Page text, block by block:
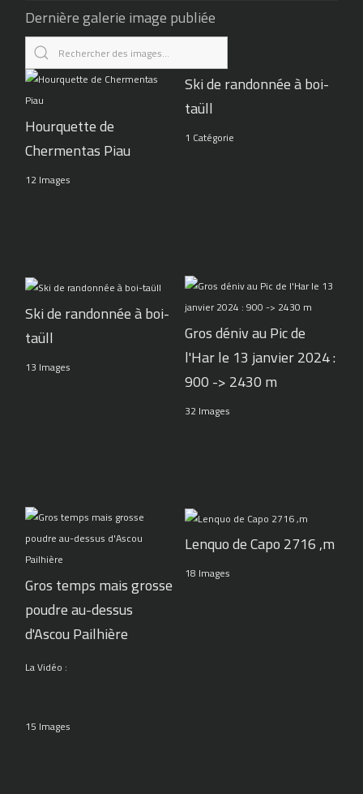
Dernière galerie image publiée
Hourquette de
Chermentas Piau
12 Images
Ski de randonnée à boi-
taüll
1 Catégorie
Ski de randonnée à boi-
taüll
13 Images
Gros déniv au Pic de
l'Har le 13 janvier 2024 :
900 -> 2430 m
32 Images
Gros temps mais grosse
poudre au-dessus
d'Ascou Pailhière
La Vidéo :
15 Images
Lenquo de Capo 2716 ,m
18 Images